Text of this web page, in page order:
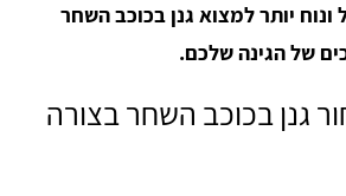
יותר למצוא גנן בכוכב השחר
של הגינה שלכם.
גנן בכוכב השחר בצורה